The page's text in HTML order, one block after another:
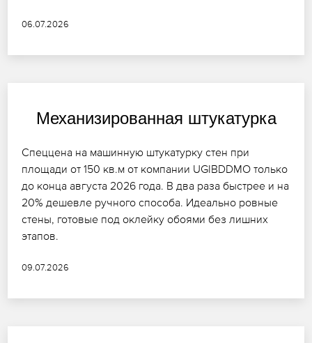
06.07.2026
Механизированная штукатурка
Спеццена на машинную штукатурку стен при
площади от 150 кв.м от компании UGIBDDMO только
до конца августа 2026 года. В два раза быстрее и на
20% дешевле ручного способа. Идеально ровные
стены, готовые под оклейку обоями без лишних
этапов.
09.07.2026